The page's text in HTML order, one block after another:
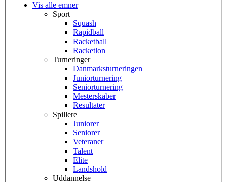
Vis alle emner
Sport
Squash
Rapidball
Racketball
Racketlon
Turneringer
Danmarksturneringen
Juniorturnering
Seniorturnering
Mesterskaber
Resultater
Spillere
Juniorer
Seniorer
Veteraner
Talent
Elite
Landshold
Uddannelse